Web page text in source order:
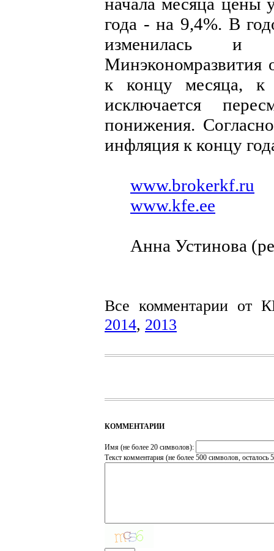
года - на 9,4%. В
изменилась и
к концу месяца,
исключается
понижения.
инфляция к концу
www.brokerkf.ru
www.kfe.ee
Анна Устинова
Все комментарии от
2014, 2013
КОММЕНТАРИИ
Имя (не более 20 символов):
Текст комментария (не более 500 символов, осталось